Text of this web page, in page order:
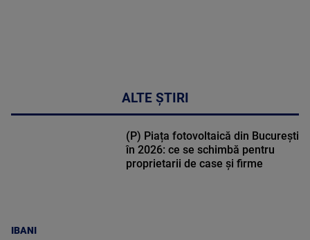
ALTE ȘTIRI
IBANI
(P) Piața fotovoltaică din București
în 2026: ce se schimbă pentru
proprietarii de case și firme